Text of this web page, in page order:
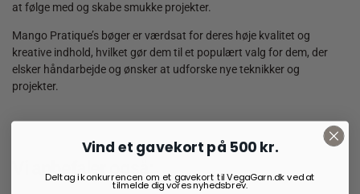
at følge med og skabe smukke projekter.
Mango Pratique’s bøger er værdsat for deres høje kvalitet og
kreative indhold, hvilket gør dem til et populært valg for dem, der
elsker håndarbejde og ønsker at udforske nye teknikker og
projekter.
Vi anbefaler også:
Vind et gavekort på 500 kr.
Deltag i konkurrencen om et gavekort til VegaGarn.dk ved at
tilmelde dig vores nyhedsbrev.